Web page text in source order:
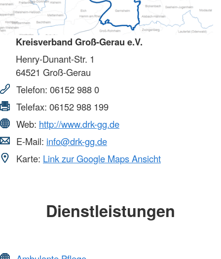
Kreisverband Groß-Gerau e.V.
Henry-Dunant-Str. 1
64521 Groß-Gerau
Telefon: 06152 988 0
Telefax: 06152 988 199
Web: http://www.drk-gg.de
E-Mail: info@drk-gg.de
Karte: Link zur Google Maps Ansicht
Dienstleistungen